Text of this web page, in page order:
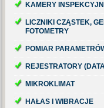
KAMERY
LICZNIKI CZĄSTEK,
FOTOMETRY
POMIAR
REJESTRATORY
MIKROKLIMAT
HAŁAS I WIBRACJE